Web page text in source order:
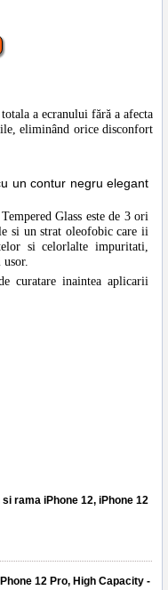
a ecranului fără a afecta
eliminând orice disconfort
un contur negru elegant
Glass este de 3 ori
si un strat oleofobic care ii
si celorlalte impuritati,
usor.
curatare inaintea aplicarii
rama iPhone 12, iPhone 12
12 Pro, High Capacity -